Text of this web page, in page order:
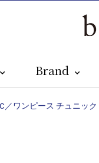
Brand
／ワンピース チュニック